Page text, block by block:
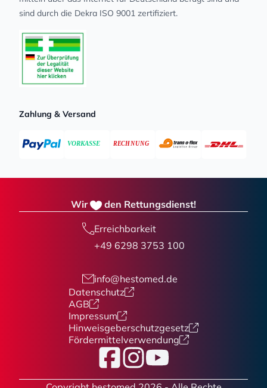
sind durch die Dekra ISO 9001 zertifiziert.
Zahlung & Versand
Wir den Rettungsdienst!
Erreichbarkeit
+49 6298 3753 100
info@hestomed.de
Datenschutz
AGB
Impressum
Hinweisgeberschutzgesetz
Fördermittelverwendung
FacebookInstagram
YouTube